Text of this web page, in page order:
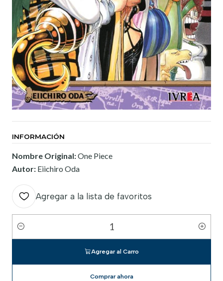
INFORMACIÓN
Nombre Original:One Piece
Autor: Eiichiro Oda
Agregar a la lista de favoritos
Cantidad
Agregar al Carro
Comprar ahora